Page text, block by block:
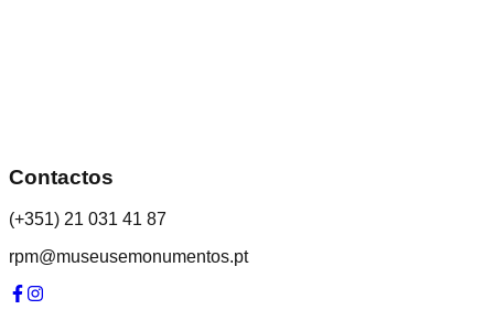
Contactos
(+351) 21 031 41 87
rpm@museusemonumentos.pt